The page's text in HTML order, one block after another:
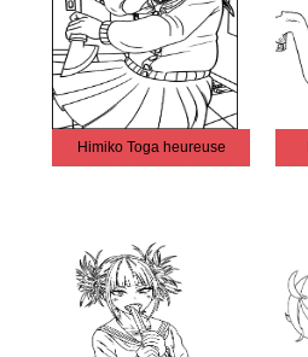
Himiko Toga heureuse